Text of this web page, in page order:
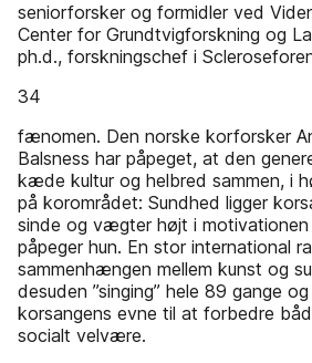
seniorforsker og formidler ved
Center for Grundtvigforskning og
ph.d., forskningschef i
34
fænomen. Den norske korforsker
Balsness har påpeget, at den
kæde kultur og helbred sammen, i
på korområdet: Sundhed ligger
sinde og vægter højt i
påpeger hun. En stor international
sammenhængen mellem kunst og
desuden ”singing” hele 89 gange
korsangens evne til at forbedre
socialt velvære.